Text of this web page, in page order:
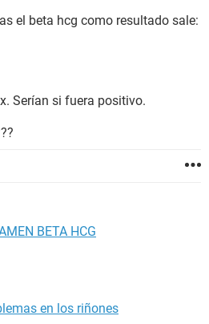
el beta hcg como resultado sale:
Serían si fuera positivo.
BETA HCG
en los riñones